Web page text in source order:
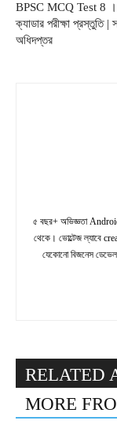
BPSC MCQ Test 8 ।
ক্যাডার পরীক্ষা প্রস্তুতি |
অধিদপ্তর
৫ বছর+ অভিজ্ঞতা Android
থেকে। ভোল্টেজ ল্যাবে
যেকোনো বিজনেস
RELATED
MORE